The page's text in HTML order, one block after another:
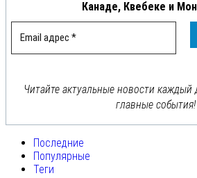
Канаде, Квебеке и
Читайте актуальные новости каждый
главные события!
Последние
Популярные
Теги